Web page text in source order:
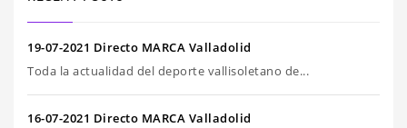
19-07-2021 Directo MARCA Valladolid
Toda la actualidad del deporte vallisoletano de...
16-07-2021 Directo MARCA Valladolid